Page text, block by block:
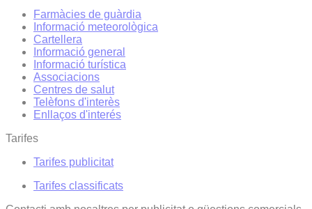
Farmàcies de guàrdia
Informació meteorològica
Cartellera
Informació general
Informació turística
Associacions
Centres de salut
Telèfons d'interès
Enllaços d'interés
Tarifes
Tarifes publicitat
Tarifes classificats